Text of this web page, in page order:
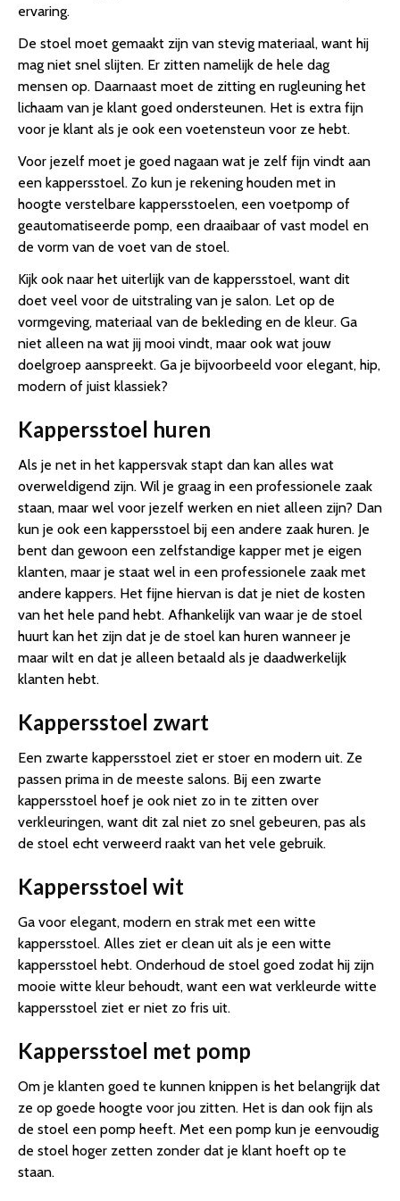
ervaring.
De stoel moet gemaakt zijn van stevig materiaal, want hij
mag niet snel slijten. Er zitten namelijk de hele dag
mensen op. Daarnaast moet de zitting en rugleuning het
lichaam van je klant goed ondersteunen. Het is extra fijn
voor je klant als je ook een voetensteun voor ze hebt.
Voor jezelf moet je goed nagaan wat je zelf fijn vindt aan
een kappersstoel. Zo kun je rekening houden met in
hoogte verstelbare kappersstoelen, een voetpomp of
geautomatiseerde pomp, een draaibaar of vast model en
de vorm van de voet van de stoel.
Kijk ook naar het uiterlijk van de kappersstoel, want dit
doet veel voor de uitstraling van je salon. Let op de
vormgeving, materiaal van de bekleding en de kleur. Ga
niet alleen na wat jij mooi vindt, maar ook wat jouw
doelgroep aanspreekt. Ga je bijvoorbeeld voor elegant, hip,
modern of juist klassiek?
Kappersstoel huren
Als je net in het kappersvak stapt dan kan alles wat
overweldigend zijn. Wil je graag in een professionele zaak
staan, maar wel voor jezelf werken en niet alleen zijn? Dan
kun je ook een kappersstoel bij een andere zaak huren. Je
bent dan gewoon een zelfstandige kapper met je eigen
klanten, maar je staat wel in een professionele zaak met
andere kappers. Het fijne hiervan is dat je niet de kosten
van het hele pand hebt. Afhankelijk van waar je de stoel
huurt kan het zijn dat je de stoel kan huren wanneer je
maar wilt en dat je alleen betaald als je daadwerkelijk
klanten hebt.
Kappersstoel zwart
Een zwarte kappersstoel ziet er stoer en modern uit. Ze
passen prima in de meeste salons. Bij een zwarte
kappersstoel hoef je ook niet zo in te zitten over
verkleuringen, want dit zal niet zo snel gebeuren, pas als
de stoel echt verweerd raakt van het vele gebruik.
Kappersstoel wit
Ga voor elegant, modern en strak met een witte
kappersstoel. Alles ziet er clean uit als je een witte
kappersstoel hebt. Onderhoud de stoel goed zodat hij zijn
mooie witte kleur behoudt, want een wat verkleurde witte
kappersstoel ziet er niet zo fris uit.
Kappersstoel met pomp
Om je klanten goed te kunnen knippen is het belangrijk dat
ze op goede hoogte voor jou zitten. Het is dan ook fijn als
de stoel een pomp heeft. Met een pomp kun je eenvoudig
de stoel hoger zetten zonder dat je klant hoeft op te
staan.